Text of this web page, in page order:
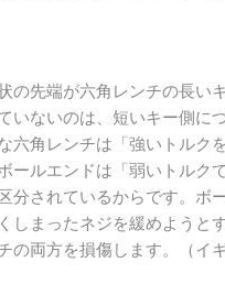
の先端が六角レンチの長い
いないのは、短いキー側に
六角レンチは「強いトルク
ールエンドは「弱いトルク
分されているからです。ボ
しまったネジを緩めようと
の両方を損傷します。（イギ